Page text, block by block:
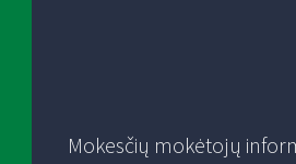
Mokesčių mokėtojų